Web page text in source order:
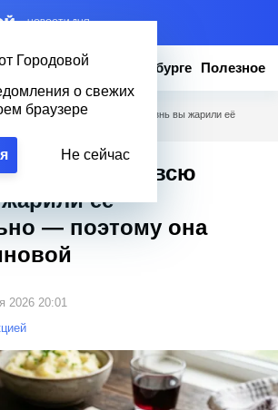
– НОВОСТИ ДНЯ
Городовой
о свежих
браузере
Не сейчас
Вопросы о Петербурге Полезное
/ Эта печень тает во рту: всю жизнь вы жарили её
тает во рту: всю
её
— поэтому она
2026 20:01